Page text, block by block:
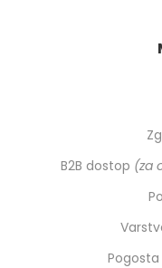
B2B dostop (za